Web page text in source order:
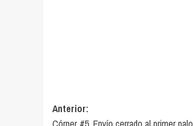
Navegación
Anterior: